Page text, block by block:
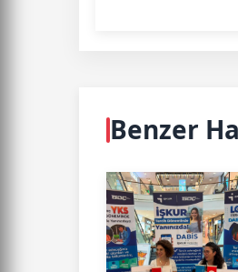
Benzer